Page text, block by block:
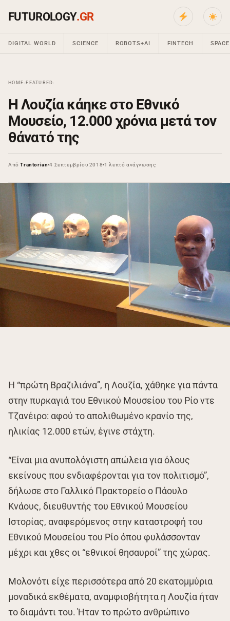
FUTUROLOGY.GR
DIGITAL WORLD SCIENCE ROBOTS+AI FINTECH SPACE
HOME FEATURED
Η Λουζία κάηκε στο Εθνικό
Μουσείο, 12.000 χρόνια μετά τον
θάνατό της
ΑπόTrantorian 4 Σεπτεμβρίου 2018 1 λεπτό ανάγνωσης
Η “πρώτη Βραζιλιάνα”, η Λουζία, χάθηκε για πάντα
στην πυρκαγιά του Εθνικού Μουσείου του Ρίο ντε
Τζανέιρο: αφού το απολιθωμένο κρανίο της,
ηλικίας 12.000 ετών, έγινε στάχτη.
“Είναι μια ανυπολόγιστη απώλεια για όλους
εκείνους που ενδιαφέρονται για τον πολιτισμό”,
δήλωσε στο Γαλλικό Πρακτορείο ο Πάουλο
Κνάους, διευθυντής του Εθνικού Μουσείου
Ιστορίας, αναφερόμενος στην καταστροφή του
Εθνικού Μουσείου του Ρίο όπου φυλάσσονταν
μέχρι και χθες οι “εθνικοί θησαυροί” της χώρας.
Μολονότι είχε περισσότερα από 20 εκατομμύρια
μοναδικά εκθέματα, αναμφισβήτητα η Λουζία ήταν
το διαμάντι του. Ήταν το πρώτο ανθρώπινο